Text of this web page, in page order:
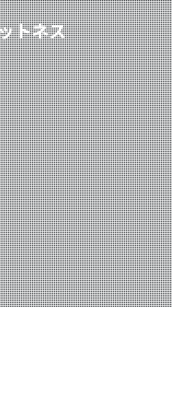
実戦コース
料金システム
選手紹介
よくある質問